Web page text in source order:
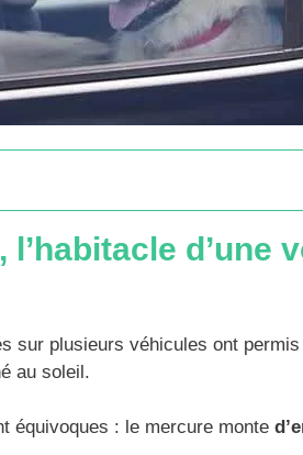
l’habitacle d’une
sur plusieurs véhicules ont
au soleil.
équivoques : le mercure monte